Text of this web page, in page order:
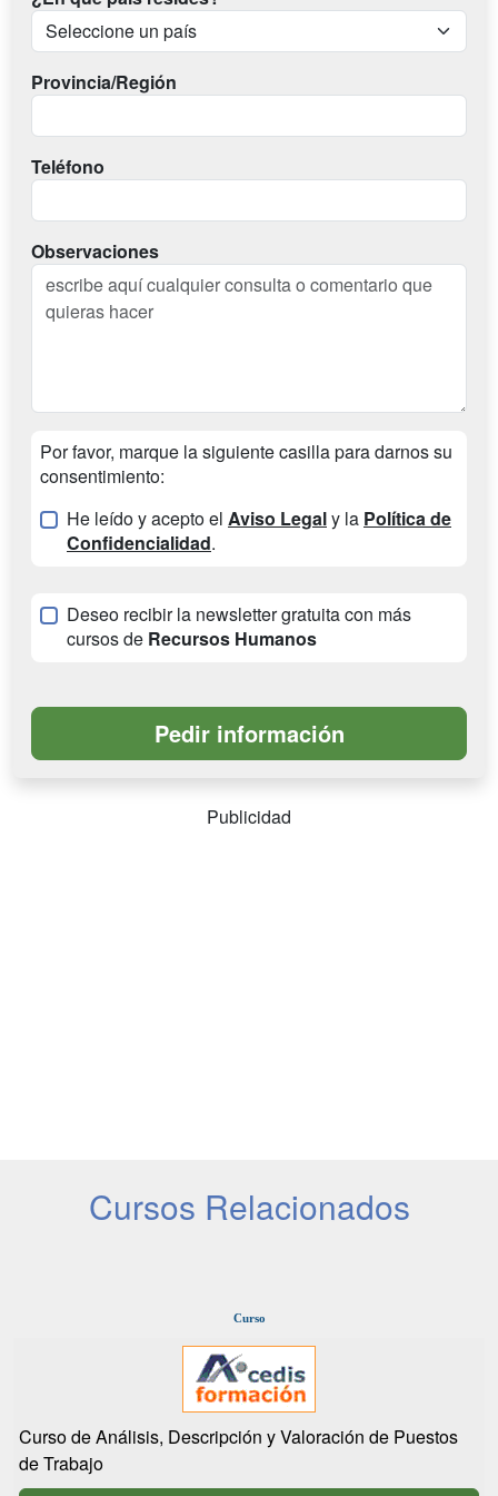
Provincia/Región
Teléfono
Observaciones
Por favor, marque la siguiente casilla para darnos su
consentimiento:
He leído y acepto el Aviso Legaly la Política de
Confidencialidad.
Deseo recibir la newsletter gratuita con más
cursos de Recursos Humanos
Publicidad
Cursos Relacionados
Curso
Curso de Análisis, Descripción y Valoración de Puestos
de Trabajo